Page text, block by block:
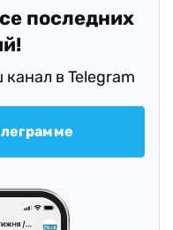
последних
в Telegram